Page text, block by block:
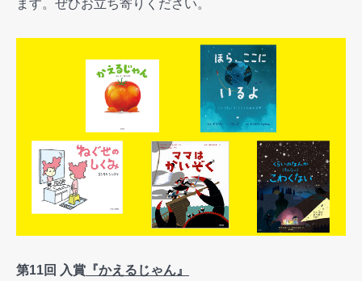
ます。ぜひお立ち寄りください。
第11回 入賞 『かえるじゃん』